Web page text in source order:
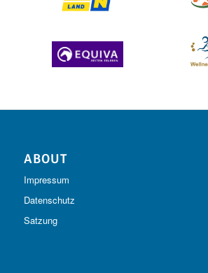
ABOUT
Impressum
Datenschutz
Satzung